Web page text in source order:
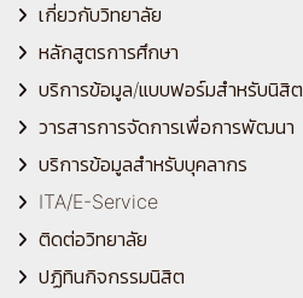
เกี่ยวกับวิทยาลัย
หลักสูตรการศึกษา
บริการข้อมูล/แบบฟอร์มสำหรับนิสิต
วารสารการจัดการเพื่อการพัฒนา
บริการข้อมูลสำหรับบุคลากร
ITA/E-Service
ติดต่อวิทยาลัย
ปฏิทินกิจกรรมนิสิต